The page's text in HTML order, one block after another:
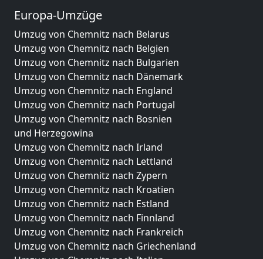
Europa-Umzüge
Umzug von Chemnitz nach Belarus
Umzug von Chemnitz nach Belgien
Umzug von Chemnitz nach Bulgarien
Umzug von Chemnitz nach Dänemark
Umzug von Chemnitz nach England
Umzug von Chemnitz nach Portugal
Umzug von Chemnitz nach Bosnien
und Herzegowina
Umzug von Chemnitz nach Irland
Umzug von Chemnitz nach Lettland
Umzug von Chemnitz nach Zypern
Umzug von Chemnitz nach Kroatien
Umzug von Chemnitz nach Estland
Umzug von Chemnitz nach Finnland
Umzug von Chemnitz nach Frankreich
Umzug von Chemnitz nach Griechenland